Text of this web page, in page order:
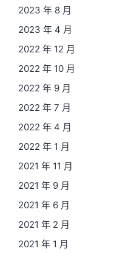
2023 年 8 月
2023 年 4 月
2022 年 12 月
2022 年 10 月
2022 年 9 月
2022 年 7 月
2022 年 4 月
2022 年 1 月
2021 年 11 月
2021 年 9 月
2021 年 6 月
2021 年 2 月
2021 年 1 月